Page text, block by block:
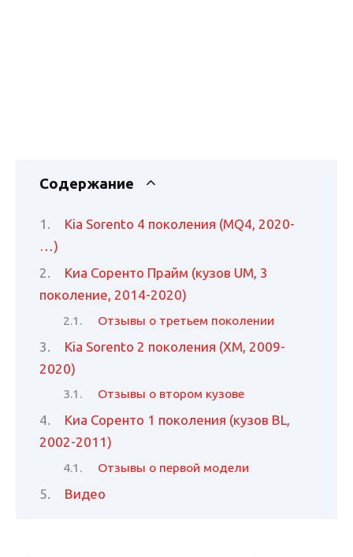
Содержание
Kia Sorento 4 поколения (MQ4, 2020-
…)
Киа Соренто Прайм (кузов UM, 3
поколение, 2014-2020)
Отзывы о третьем поколении
Kia Sorento 2 поколения (ХМ, 2009-
2020)
Отзывы о втором кузове
Киа Соренто 1 поколения (кузов BL,
2002-2011)
Отзывы о первой модели
Видео